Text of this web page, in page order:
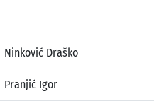
Ninković Draško
Pranjić Igor